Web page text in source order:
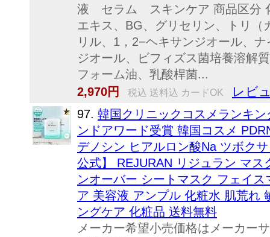
液 セラム スキンケア 商品区分
エキス、BG、グリセリン、トリ
リル、1，2−ヘキサンジオール、
ジオール、ビフィズス菌培養溶解
フォーム油、乳酸桿菌...
2,970円
税込 送料込 カードOK レビ
97. 韓国クリニックコスメランキ
ンドアワード受賞 韓国コスメ
デノシン ヒアルロン酸Na ツボク
公式】 REJURAN リジュラン マ
ンオーバー シートマスク フェイ
ア 美容液 アンプル 化粧水 肌荒れ
ングケア 化粧品 送料無料
メーカー希望小売価格はメーカー